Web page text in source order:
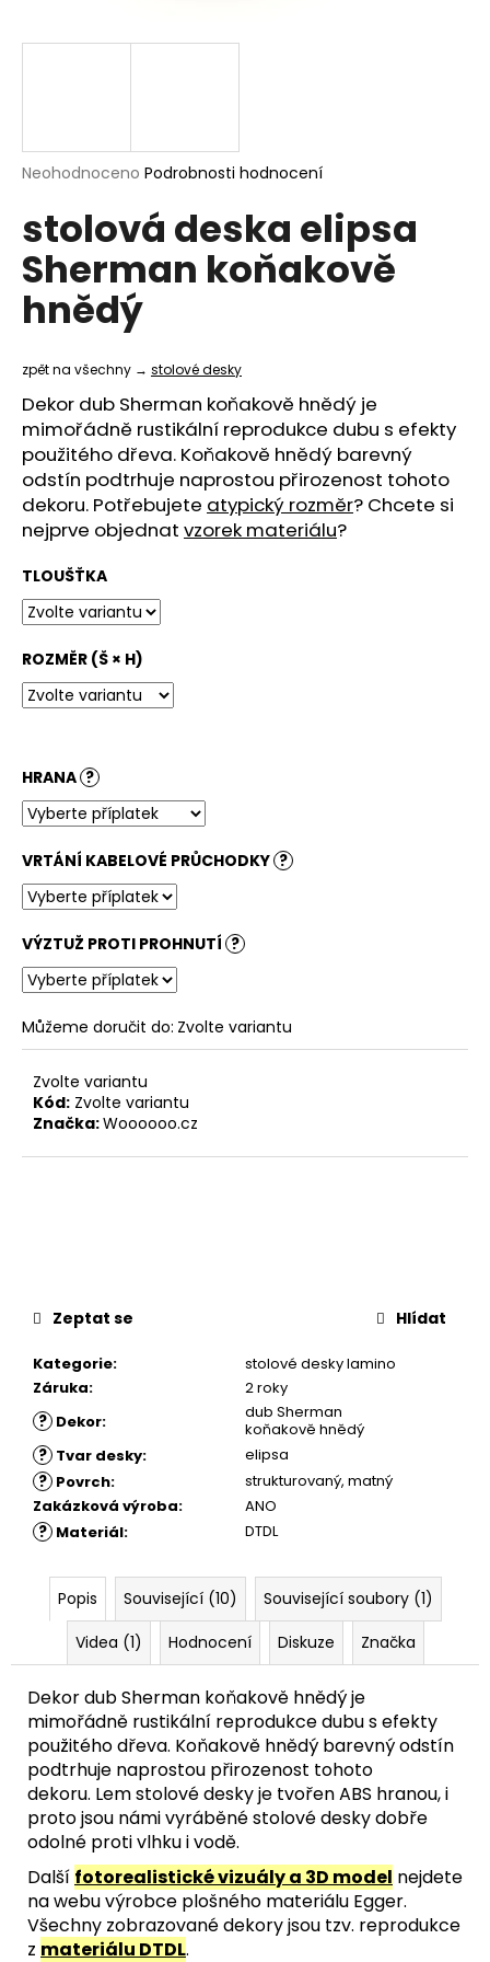
Průměrné
produktu
je
0,0
z
5
hvězdiček.
Neohodnoceno Podrobnosti hodnocení
stolová deska elipsa
Sherman koňakově
hnědý
zpět na všechny → stolové desky
Dekor dub Sherman koňakově hnědý je
mimořádně rustikální reprodukce dubu s efekty
použitého dřeva. Koňakově hnědý barevný
odstín podtrhuje naprostou přirozenost tohoto
dekoru. Potřebujete atypický rozměr? Chcete si
nejprve objednat vzorek materiálu?
TLOUŠŤKA
ROZMĚR (Š × H)
HRANA ?
VRTÁNÍ KABELOVÉ PRŮCHODKY ?
VÝZTUŽ PROTI PROHNUTÍ ?
Můžeme doručit do: Zvolte variantu
Zvolte variantu
Kód: Zvolte variantu
Značka:Woooooo.cz
Kategorie:
stolové desky lamino
Záruka: 2 roky
? Dekor:
dub Sherman
koňakově hnědý
? Tvar desky: elipsa
? Povrch: strukturovaný, matný
Zakázková výroba: ANO
? Materiál: DTDL
Zeptat se Hlídat
Popis Související (10)
Související soubory (1)
Videa (1)
Hodnocení Diskuze Značka
Dekor dub Sherman koňakově hnědý je
mimořádně rustikální reprodukce dubu s efekty
použitého dřeva. Koňakově hnědý barevný odstín
podtrhuje naprostou přirozenost tohoto
dekoru. Lem stolové desky je tvořen ABS hranou, i
proto jsou námi vyráběné stolové desky dobře
odolné proti vlhku i vodě.
Další fotorealistické vizuály a 3D model nejdete
na webu výrobce plošného materiálu Egger.
Všechny zobrazované dekory jsou tzv. reprodukce
z materiálu DTDL.
j
?
HLEDAT
o
p
o
r
u
č
u
j
e
m
e
STOLOVÁ
DESKA
HALIFAX
380
Kč